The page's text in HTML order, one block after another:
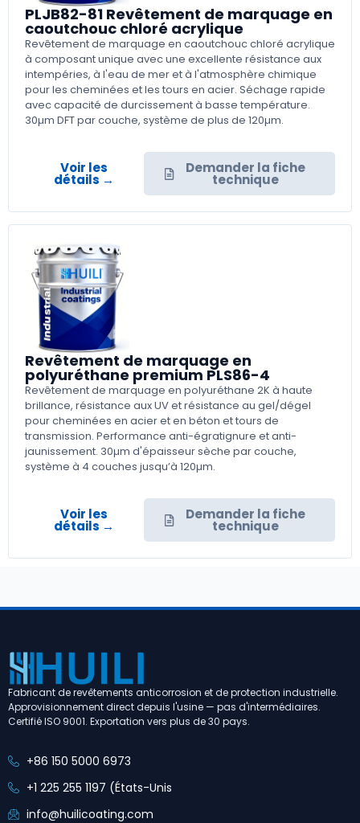
PLJB82-81 Revêtement de marquage en
caoutchouc chloré acrylique
Revêtement de marquage en caoutchouc chloré acrylique
à composant unique avec une excellente résistance aux
intempéries, à l'eau de mer et à l'atmosphère chimique
pour les cheminées et les tours en acier. Séchage rapide
avec capacité de durcissement à basse température.
30µm DFT par couche, système de plus de 120µm.
Voir les
détails →
Demander la fiche
technique
Revêtement de marquage en
polyuréthane premium PLS86-4
Revêtement de marquage en polyuréthane 2K à haute
brillance, résistance aux UV et résistance au gel/dégel
pour cheminées en acier et en béton et tours de
transmission. Performance anti-égratignure et anti-
jaunissement. 30µm d'épaisseur sèche par couche,
système à 4 couches jusqu’à 120µm.
Voir les
détails →
Demander la fiche
technique
Fabricant de revêtements anticorrosion et de protection industrielle.
Approvisionnement direct depuis l'usine — pas d'intermédiaires.
Certifié ISO 9001. Exportation vers plus de 30 pays.
+86 150 5000 6973
+1 225 255 1197 (États-Unis
info@huilicoating.com